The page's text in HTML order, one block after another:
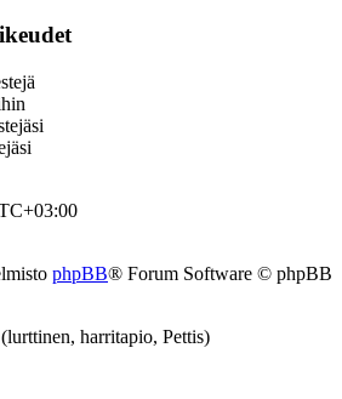
phpBB® Forum Software © phpBB
harritapio, Pettis)